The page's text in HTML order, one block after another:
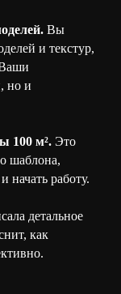
Вы
и текстур,
но и
100 м². Это
шаблона,
начать работу.
детальное
как